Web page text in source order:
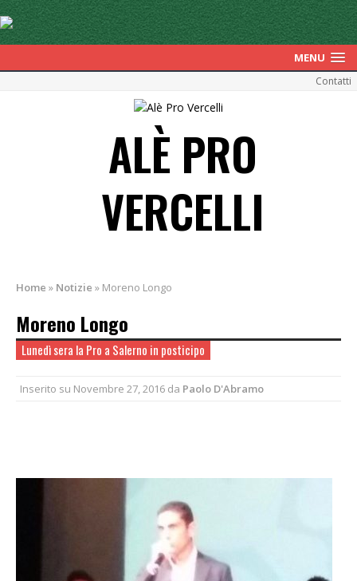
MENU
Contatti
ALÈ PRO
VERCELLI
Home » Notizie » Moreno Longo
Moreno Longo
Lunedì sera la Pro a Salerno in posticipo
Inserito su Novembre 27, 2016 da Paolo D'Abramo